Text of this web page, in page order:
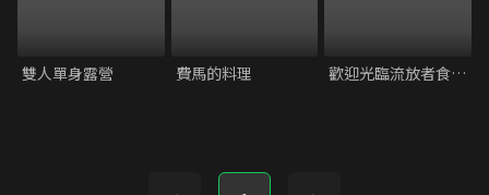
雙人單身露營 費馬的料理 歡迎光臨流放者食堂！